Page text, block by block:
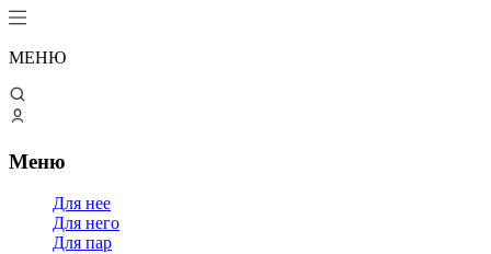
МЕНЮ
Меню
Для нее
Для него
Для пар